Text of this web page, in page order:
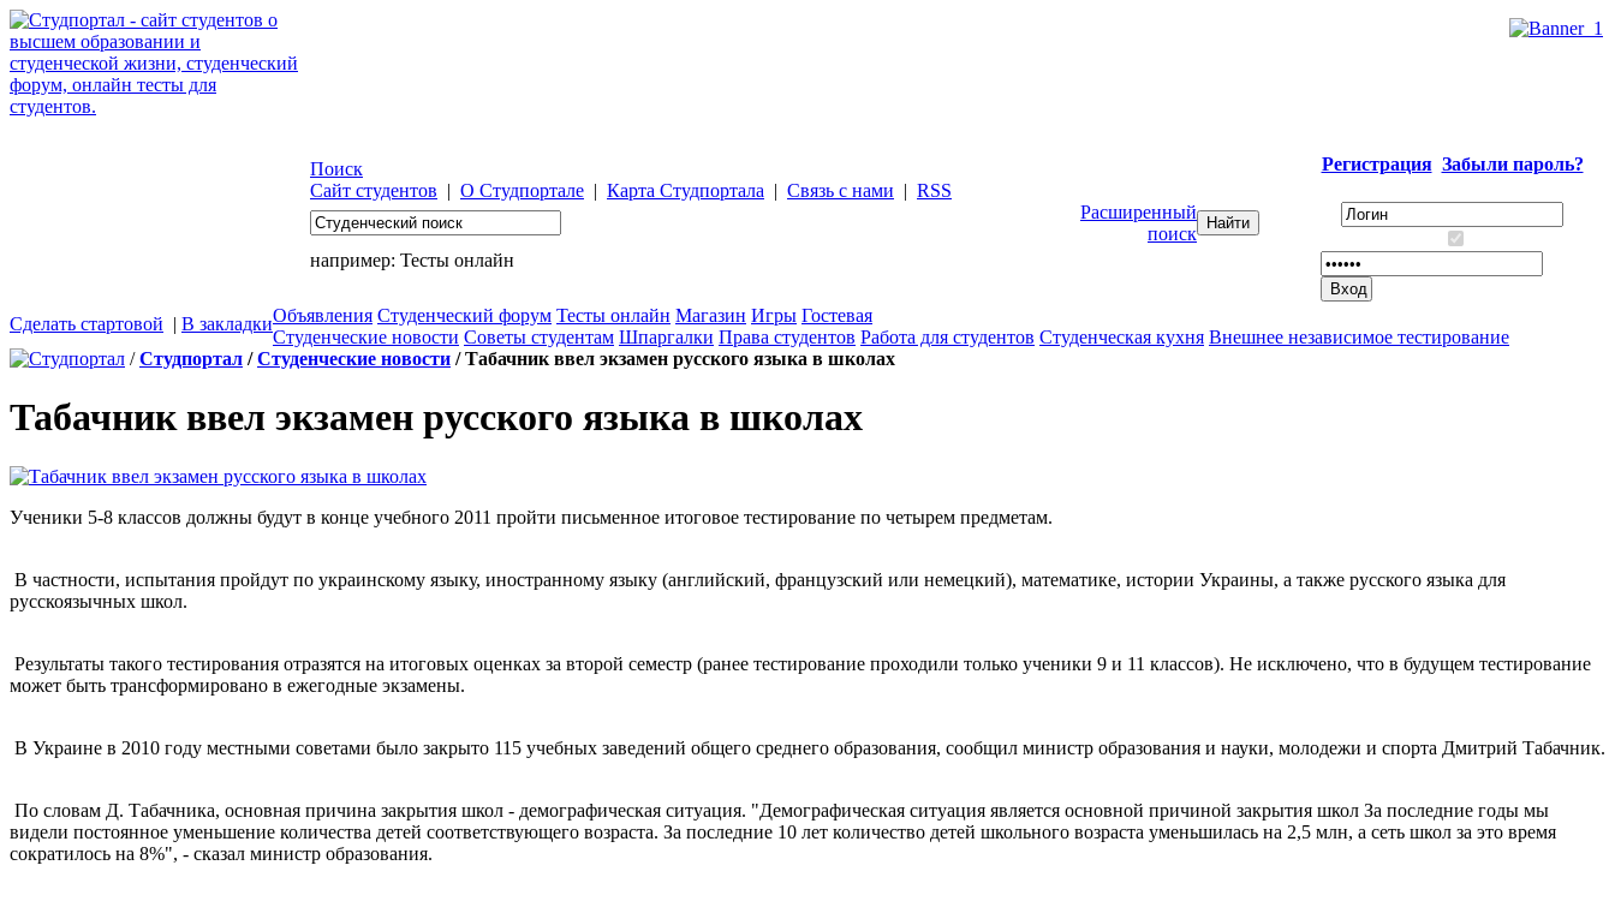
Поиск
Сайт студентов | О Студпортале | Карта Студпортала | Связь с нами | RSS
Расширенный
поиск
например: Тесты онлайн
Регистрация Забыли пароль?
Сделать стартовой | В закладкиОбъявления Студенческий форум Тесты онлайн Магазин Игры Гостевая
Студенческие новости Советы студентам Шпаргалки Права студентов Работа для студентов Студенческая кухня Внешнее независимое тестирование
/Студпортал /Студенческие новости / Табачник ввел экзамен русского языка в школах
Табачник ввел экзамен русского языка в школах
Ученики 5-8 классов должны будут в конце учебного 2011 пройти письменное итоговое тестирование по четырем предметам.
В частности, испытания пройдут по украинскому языку, иностранному языку (английский, французский или немецкий), математике, истории Украины, а также русского языка для
русскоязычных школ.
Результаты такого тестирования отразятся на итоговых оценках за второй семестр (ранее тестирование проходили только ученики 9 и 11 классов). Не исключено, что в будущем тестирование
может быть трансформировано в ежегодные экзамены.
В Украине в 2010 году местными советами было закрыто 115 учебных заведений общего среднего образования, сообщил министр образования и науки, молодежи и спорта Дмитрий Табачник.
По словам Д. Табачника, основная причина закрытия школ - демографическая ситуация. "Демографическая ситуация является основной причиной закрытия школ За последние годы мы
видели постоянное уменьшение количества детей соответствующего возраста. За последние 10 лет количество детей школьного возраста уменьшилась на 2,5 млн, а сеть школ за это время
сократилось на 8%", - сказал министр образования.